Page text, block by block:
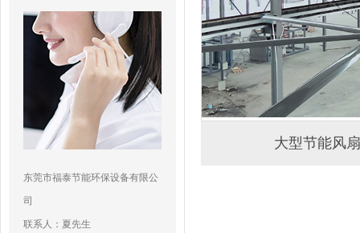
东莞市福泰节能环保设备有限公
司
联系人：夏先生
大型节能风扇